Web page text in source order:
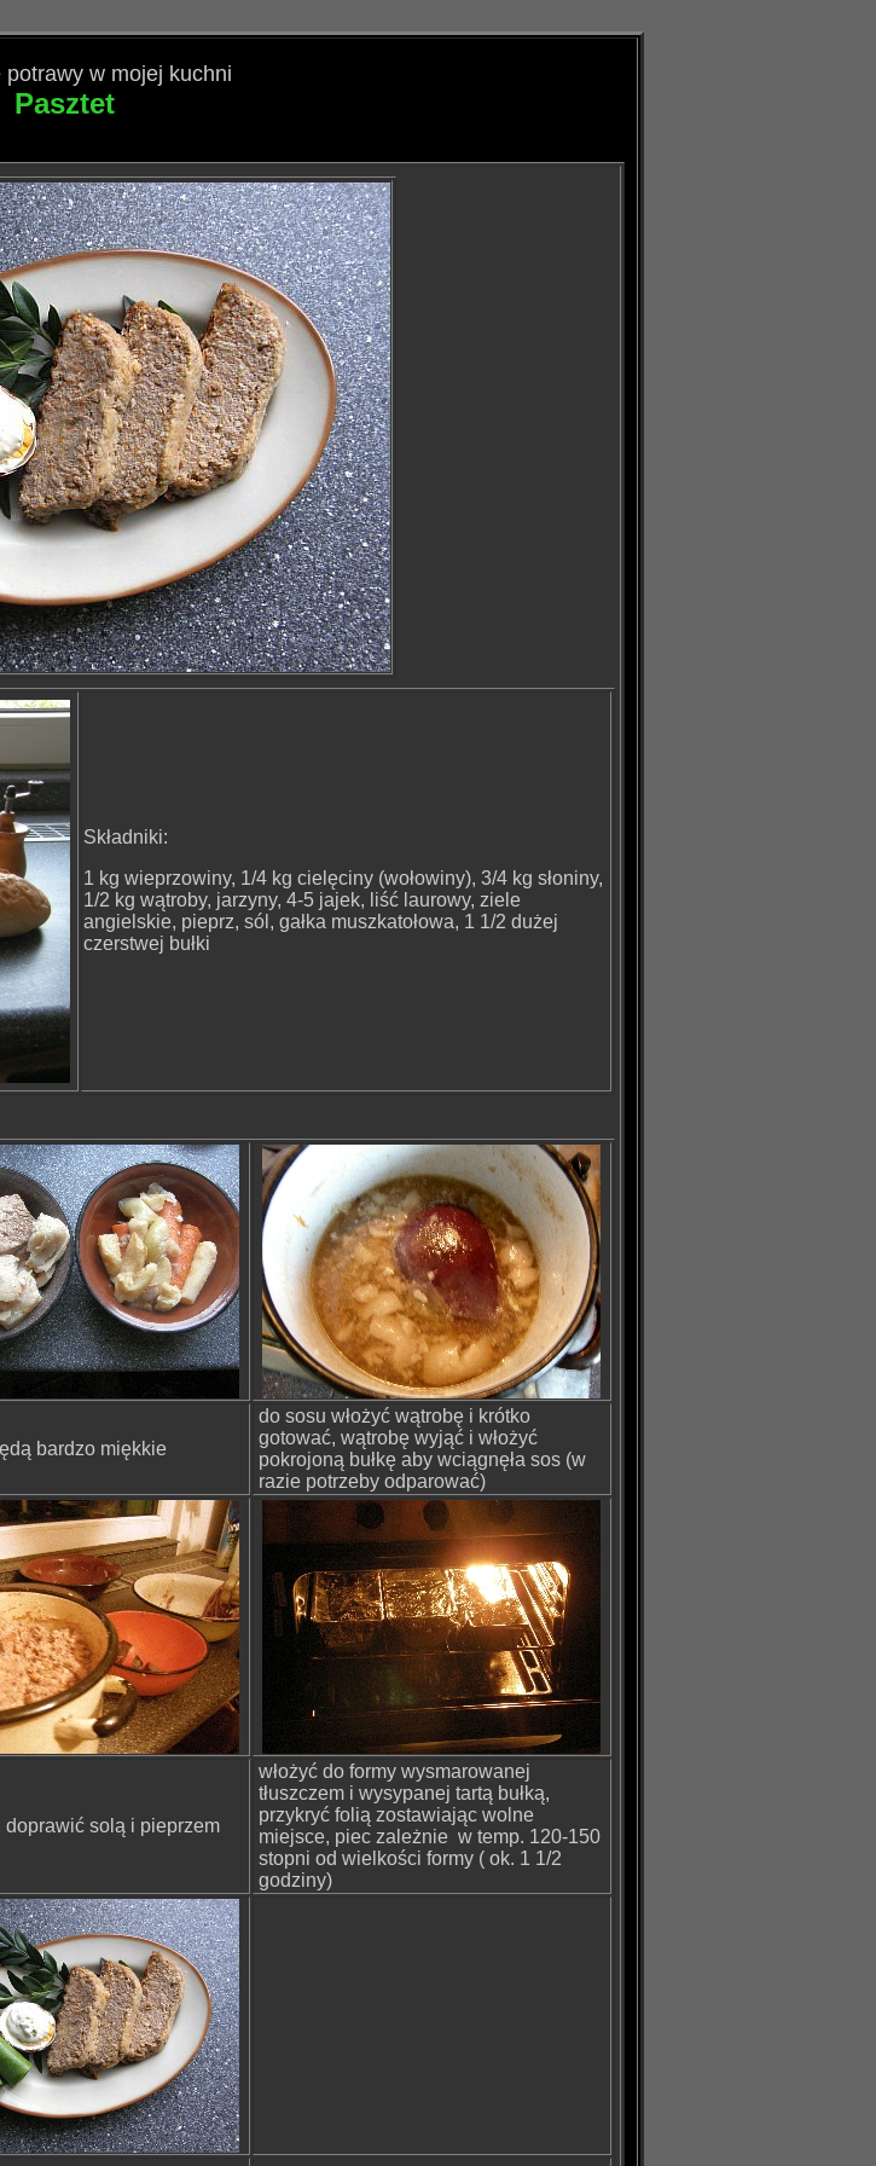
potrawy w mojej kuchni
Pasztet
Składniki:
1 kg wieprzowiny, 1/4 kg cielęciny (wołowiny), 3/4 kg słoniny,
1/2 kg wątroby, jarzyny, 4-5 jajek, liść laurowy, ziele
angielskie, pieprz, sól, gałka muszkatołowa, 1 1/2 dużej
czerstwej bułki
bardzo miękkie
do sosu włożyć wątrobę i krótko
gotować, wątrobę wyjąć i włożyć
pokrojoną bułkę aby wciągnęła sos (w
razie potrzeby odparować)
doprawić solą i pieprzem
włożyć do formy wysmarowanej
tłuszczem i wysypanej tartą bułką,
przykryć folią zostawiając wolne
miejsce, piec zależnie w temp. 120-150
stopni od wielkości formy ( ok. 1 1/2
godziny)